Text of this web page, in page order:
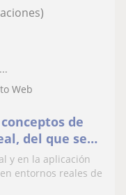
Web
de
del que se
hace crecer
y en la aplicación
entornos reales de